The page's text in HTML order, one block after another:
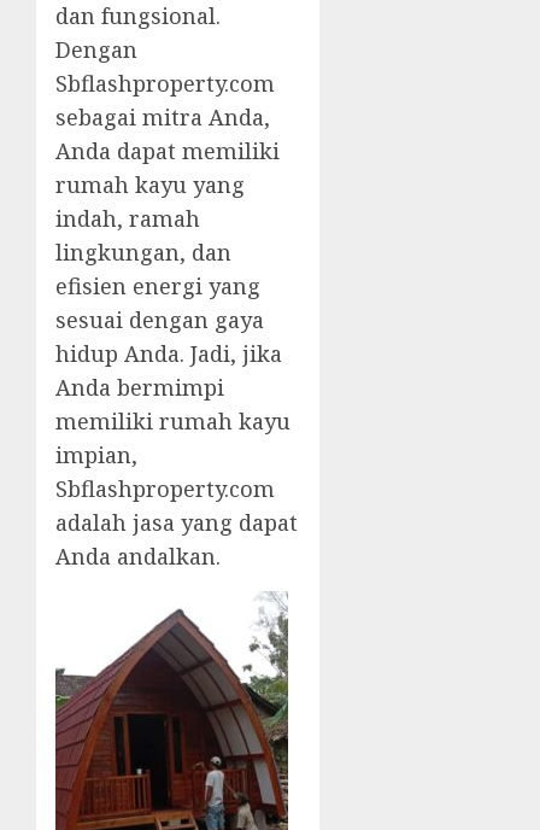
dan fungsional.
Dengan
Sbflashproperty.com
sebagai mitra Anda,
Anda dapat memiliki
rumah kayu yang
indah, ramah
lingkungan, dan
efisien energi yang
sesuai dengan gaya
hidup Anda. Jadi, jika
Anda bermimpi
memiliki rumah kayu
impian,
Sbflashproperty.com
adalah jasa yang dapat
Anda andalkan.